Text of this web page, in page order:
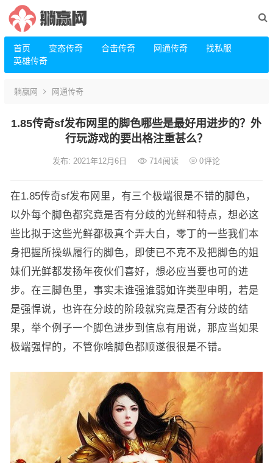
首页 变态传奇 合击传奇 网通传奇
找私服
英雄传奇
躺赢网 网通传奇
1.85传奇sf发布网里的脚色哪些是最好用进步的？外
行玩游戏的要出格注重甚么？
发布: 2021年12月6日 714阅读 0评论
在1.85传奇sf发布网里，有三个极端很是不错的脚色，
以外每个脚色都究竟是否有分歧的光鲜和特点，想必这
些比拟于这些光鲜都极真个弄大白，零丁的一些我们本
身把握所操纵履行的脚色，即使已不克不及把脚色的姐
妹们光鲜都发扬年夜伙们喜好，想必应当要也可的进
步。在三脚色里，事实未谁强谁弱如许类型申明，若是
是强悍说，也许在分歧的阶段就究竟是否有分歧的结
果，举个例子一个脚色进步到信息有用说，那应当如果
极端强悍的，不管你啥脚色都顺遂很很是不错。